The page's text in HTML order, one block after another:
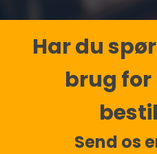
Har du
brug
Send os